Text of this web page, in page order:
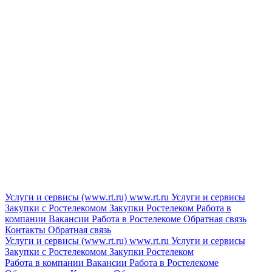
Услуги и сервисы (www.rt.ru) www.rt.ru Услуги и сервисы
Закупки с Ростелекомом Закупки Ростелеком Работа в
компании Вакансии Работа в Ростелекоме Обратная связь
Контакты Обратная связь
Услуги и сервисы (www.rt.ru) www.rt.ru Услуги и сервисы
Закупки с Ростелекомом Закупки Ростелеком
Работа в компании Вакансии Работа в Ростелекоме